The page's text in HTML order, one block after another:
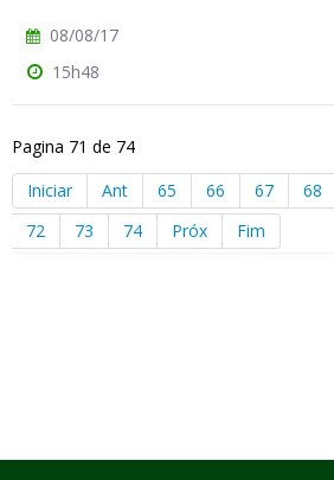
08/08/17
15h48
Pagina 71 de 74
Iniciar
Ant 65 66 67 68
72
73 74 Próx Fim